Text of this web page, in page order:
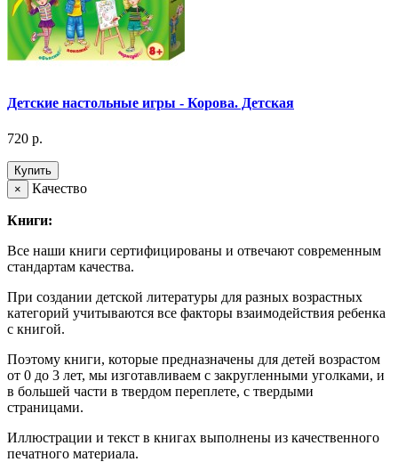
Детские настольные игры - Корова. Детская
720 р.
Купить
×
Качество
Книги:
Все наши книги сертифицированы и отвечают современным
стандартам качества.
При создании детской литературы для разных возрастных
категорий учитываются все факторы взаимодействия ребенка
с книгой.
Поэтому книги, которые предназначены для детей возрастом
от 0 до 3 лет, мы изготавливаем с закругленными уголками, и
в большей части в твердом переплете, с твердыми
страницами.
Иллюстрации и текст в книгах выполнены из качественного
печатного материала.